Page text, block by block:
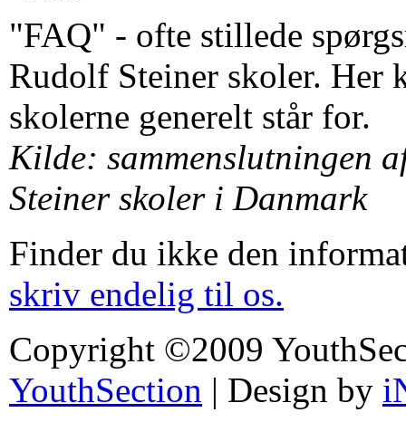
"FAQ" - ofte stillede
Rudolf Steiner skoler. Her
skolerne generelt står for.
Kilde: sammenslutningen
Steiner skoler i Danmark
Finder du ikke den
skriv endelig til os.
Copyright ©2009
YouthSection | Design by